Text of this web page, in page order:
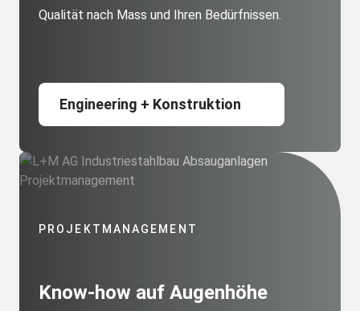
Qualität nach Mass und Ihren Bedürfnissen.
Engineering + Konstruktion
PROJEKTMANAGEMENT
Know-how auf Augenhöhe